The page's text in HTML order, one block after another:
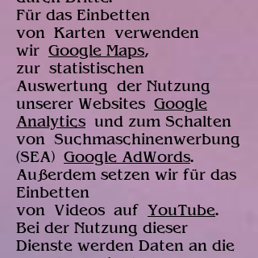
Für das Einbetten
von Karten verwenden
wir Google Maps,
zur statistischen
Auswertung der Nutzung
unserer Websites Google
Analytics und zum Schalten
von Suchmaschinenwerbung
(SEA) Google AdWords.
Außerdem setzen wir für das
Einbetten
von Videos auf YouTube.
Bei der Nutzung dieser
Dienste werden Daten an die